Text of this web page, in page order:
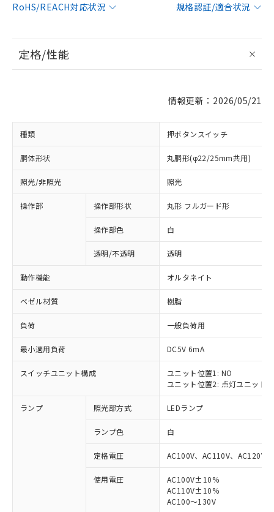
RoHS/REACH対応状況
規格認証/適合状況
定格/性能
情報更新：2026/05/21
種類 押ボタンスイッチ
胴体形状 丸胴形(φ22/25mm共用)
照光/非照光 照光
操作部 操作部形状 丸形 フルガード形
操作部色 白
透明/不透明 透明
動作機能 オルタネイト
ベゼル材質 樹脂
負荷 一般負荷用
最小適用負荷 DC5V 6mA
スイッチユニット構成
ユニット位置1: NO
ユニット位置2: 点灯ユニット
ランプ 照光部方式 LEDランプ
ランプ色 白
定格電圧 AC100V、AC110V、AC120V
使用電圧
AC100V±10%
AC110V±10%
AC100～130V